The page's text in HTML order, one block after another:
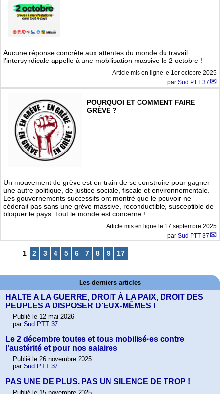
Aucune réponse concrète aux attentes du monde du travail :
l’intersyndicale appelle à une mobilisation massive le 2 octobre !
Article mis en ligne le 1er octobre 2025
par Sud PTT 37
POURQUOI ET COMMENT FAIRE
GRÈVE ?
Un mouvement de grève est en train de se construire pour gagner
une autre politique, de justice sociale, fiscale et environnementale.
Les gouvernements successifs ont montré que le pouvoir ne
céderait pas sans une grève massive, reconductible, susceptible de
bloquer le pays. Tout le monde est concerné !
Article mis en ligne le 17 septembre 2025
par Sud PTT 37
1 2 3 4 5 6 7 8 9 17
Les derniers articles
HALTE A LA GUERRE, DROIT À LA PAIX, DROIT DES
PEUPLES A DISPOSER D’EUX-MÊMES !
Publié le 12 mai 2026
par Sud PTT 37
Le 2 décembre toutes et tous mobilisé·es contre
l’austérité et pour nos salaires
Publié le 26 novembre 2025
par Sud PTT 37
PAS UNE DE PLUS. PAS UN SILENCE DE TROP !
Publié le 15 novembre 2025